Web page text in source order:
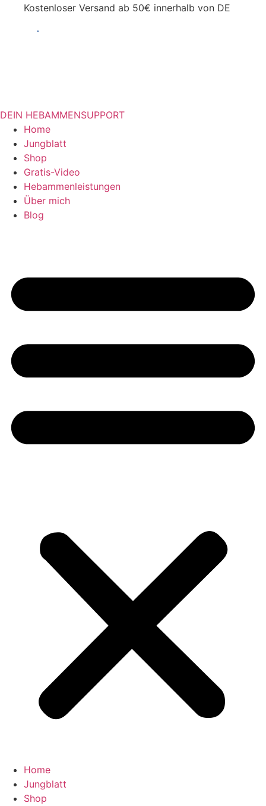
Kostenloser Versand ab 50€ innerhalb von DE
DEIN HEBAMMENSUPPORT
Home
Jungblatt
Shop
Gratis-Video
Hebammenleistungen
Über mich
Blog
Home
Jungblatt
Shop